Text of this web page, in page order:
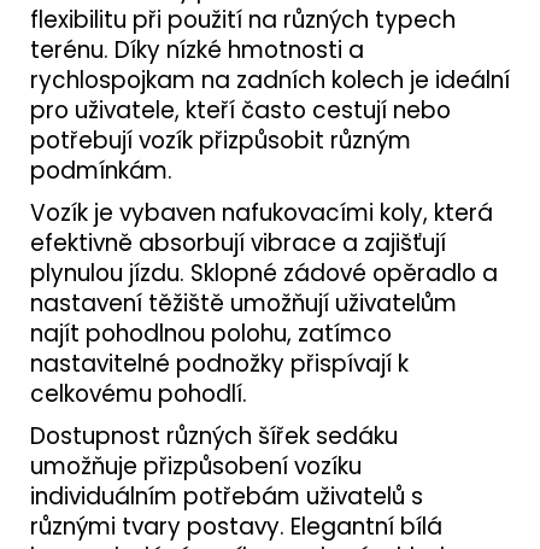
flexibilitu při použití na různých typech
terénu. Díky nízké hmotnosti a
rychlospojkam na zadních kolech je ideální
pro uživatele, kteří často cestují nebo
potřebují vozík přizpůsobit různým
podmínkám.
Vozík je vybaven nafukovacími koly, která
efektivně absorbují vibrace a zajišťují
plynulou jízdu. Sklopné zádové opěradlo a
nastavení těžiště umožňují uživatelům
najít pohodlnou polohu, zatímco
nastavitelné podnožky přispívají k
celkovému pohodlí.
Dostupnost různých šířek sedáku
umožňuje přizpůsobení vozíku
individuálním potřebám uživatelů s
různými tvary postavy. Elegantní bílá